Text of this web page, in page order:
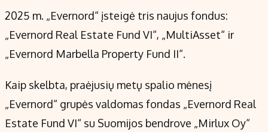
2025 m. „Evernord“ įsteigė tris naujus fondus:
„Evernord Real Estate Fund VI“, „MultiAsset“ ir
„Evernord Marbella Property Fund II“.
Kaip skelbta, praėjusių metų spalio mėnesį
„Evernord“ grupės valdomas fondas „Evernord Real
Estate Fund VI“ su Suomijos bendrove „Mirlux Oy“